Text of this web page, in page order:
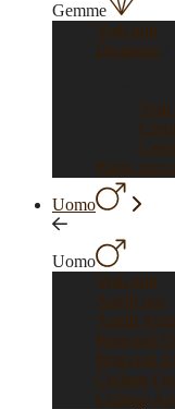
Gemme
Vedi tutti
Diamanti
Vedi
Pietre
Uomo
Uomo
Vedi tutti
Anelli oro
Anelli
Bracciali
Bracciali
Collane
Collane